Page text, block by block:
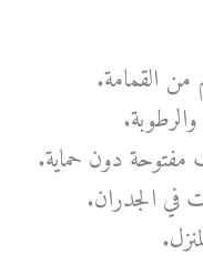
من القمامة.
مفتوحة دون حماية.
الجدران.